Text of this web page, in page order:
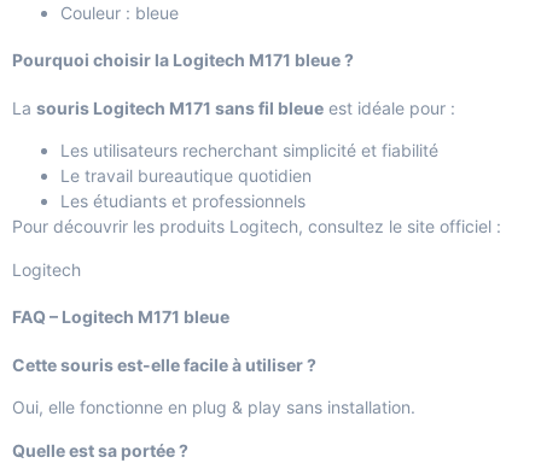
Couleur : bleue
Pourquoi choisir la Logitech M171 bleue ?
La souris Logitech M171 sans fil bleue est idéale pour :
Les utilisateurs recherchant simplicité et fiabilité
Le travail bureautique quotidien
Les étudiants et professionnels
Pour découvrir les produits Logitech, consultez le site officiel :
Logitech
FAQ – Logitech M171 bleue
Cette souris est-elle facile à utiliser ?
Oui, elle fonctionne en plug & play sans installation.
Quelle est sa portée ?